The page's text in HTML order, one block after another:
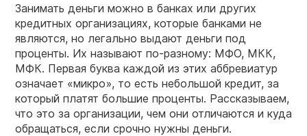
Занимать деньги можно в банках или других
кредитных организациях, которые банками не
являются, но легально выдают деньги под
проценты. Их называют по-разному: МФО, МКК,
МФК. Первая буква каждой из этих аббревиатур
означает «микро», то есть небольшой кредит, за
который платят большие проценты. Рассказываем,
что это за организации, чем они отличаются и куда
обращаться, если срочно нужны деньги.